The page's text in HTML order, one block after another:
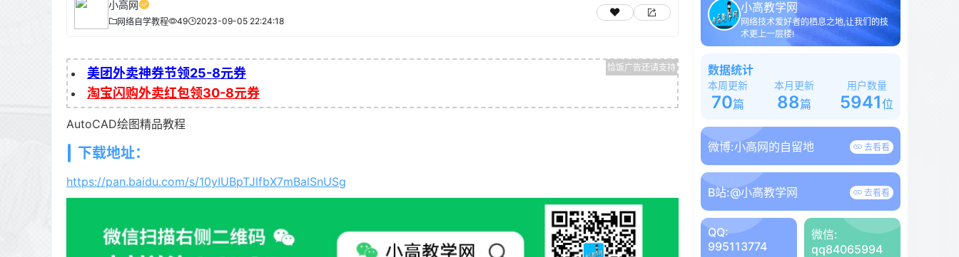
小高网
网络自学教程 49 2023-09-05 22:24:18
美团外卖神券节领25-8元券
淘宝闪购外卖红包领30-8元券
AutoCAD绘图精品教程
下载地址：
https://pan.baidu.com/s/10yIUBpTJlfbX7mBalSnUSg
小高教学网
网络技术爱好者的栖息之地,让我们的技
术更上一层楼!
数据统计
本周更新
70篇
本月更新
88篇
用户数量
5941位
微博:小高网的自留地 去看看
B站:@小高教学网 去看看
QQ:
995113774
微信:
qq84065994